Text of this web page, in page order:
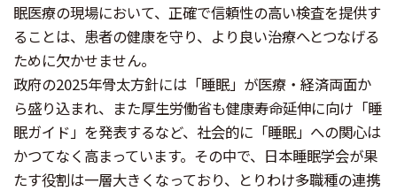
眠医療の現場において、正確で信頼性の高い検査を提供す
ることは、患者の健康を守り、より良い治療へとつなげる
ために欠かせません。
政府の2025年骨太方針には「睡眠」が医療・経済両面か
ら盛り込まれ、また厚生労働省も健康寿命延伸に向け「睡
眠ガイド」を発表するなど、社会的に「睡眠」への関心は
かつてなく高まっています。その中で、日本睡眠学会が果
たす役割は一層大きくなっており、とりわけ多職種の連携